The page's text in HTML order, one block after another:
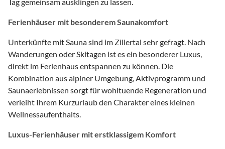
Ferienhäuser mit besonderem Saunakomfort
Unterkünfte mit Sauna sind im Zillertal sehr gefragt. Nach
Wanderungen oder Skitagen ist es ein besonderer Luxus,
direkt im Ferienhaus entspannen zu können. Die
Kombination aus alpiner Umgebung, Aktivprogramm und
Saunaerlebnissen sorgt für wohltuende Regeneration und
verleiht Ihrem Kurzurlaub den Charakter eines kleinen
Wellnessaufenthalts.
Luxus-Ferienhäuser mit erstklassigem Komfort